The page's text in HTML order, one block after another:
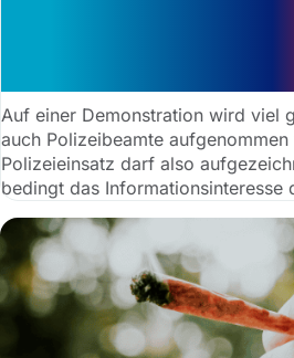
Auf einer Demonstration wird viel
auch Polizeibeamte
Polizeieinsatz darf also
bedingt das Informationsinteresse